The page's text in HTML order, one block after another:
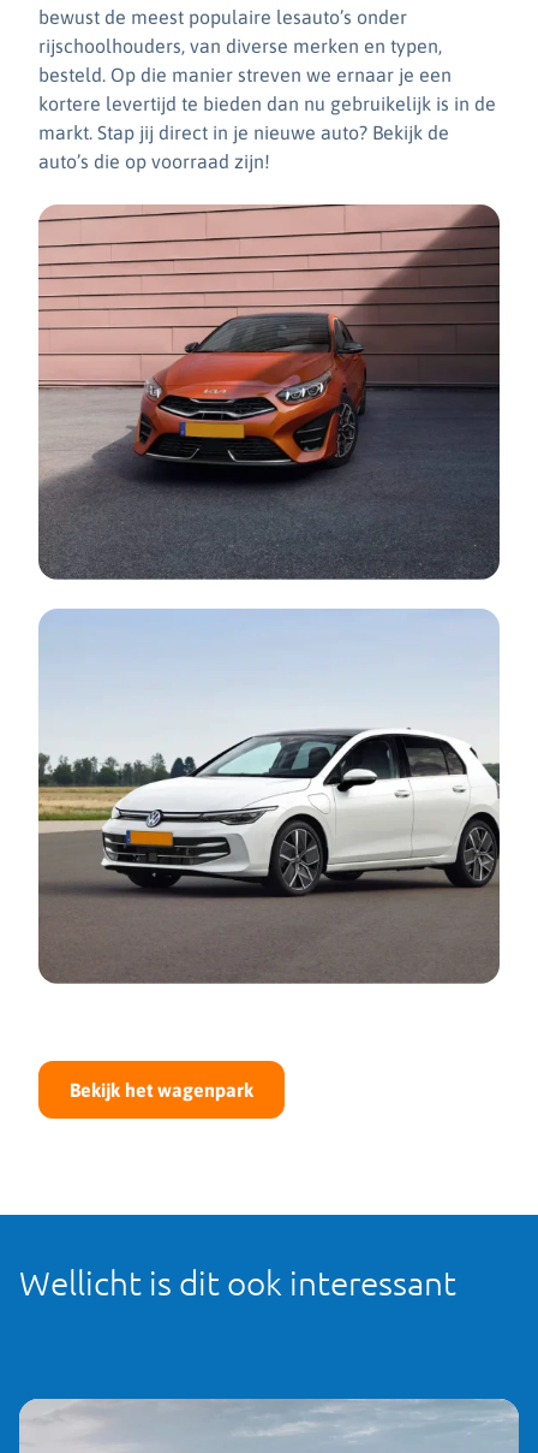
bewust de meest populaire lesauto’s onder
rijschoolhouders, van diverse merken en typen,
besteld. Op die manier streven we ernaar je een
kortere levertijd te bieden dan nu gebruikelijk is in de
markt. Stap jij direct in je nieuwe auto? Bekijk de
auto’s die op voorraad zijn!
Bekijk het wagenpark
Wellicht is dit ook interessant